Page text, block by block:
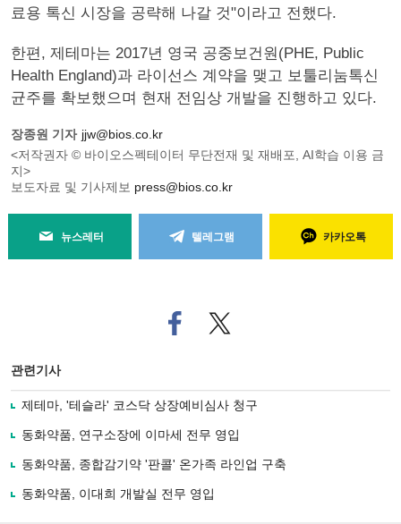
료용 톡신 시장을 공략해 나갈 것"이라고 전했다.
한편, 제테마는 2017년 영국 공중보건원(PHE, Public
Health England)과 라이선스 계약을 맺고 보툴리눔톡신
균주를 확보했으며 현재 전임상 개발을 진행하고 있다.
장종원 기자 jjw@bios.co.kr
<저작권자 © 바이오스펙테이터 무단전재 및 재배포, AI학습 이용 금
지>
보도자료 및 기사제보 press@bios.co.kr
뉴스레터 텔레그램 카카오톡
페
이
로
기
사
유
기
트위
터로
관련기사
제테마, '테슬라' 코스닥 상장예비심사 청구
동화약품, 연구소장에 이마세 전무 영입
동화약품, 종합감기약 '판콜' 온가족 라인업 구축
동화약품, 이대희 개발실 전무 영입